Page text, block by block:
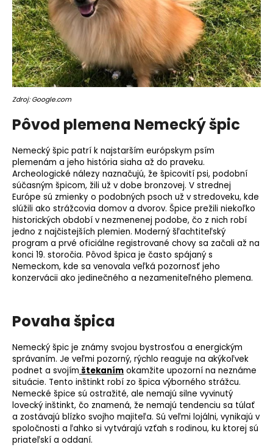
Zdroj: Google.com
Pôvod plemena Nemecký špic
Nemecký špic patrí k najstarším európskym psím
plemenám a jeho história siaha až do praveku.
Archeologické nálezy naznačujú, že špicovití psi, podobní
súčasným špicom, žili už v dobe bronzovej. V strednej
Európe sú zmienky o podobných psoch už v stredoveku, kde
slúžili ako strážcovia domov a dvorov. Špice prežili niekoľko
historických období v nezmenenej podobe, čo z nich robí
jedno z najčistejších plemien. Moderný šľachtiteľský
program a prvé oficiálne registrované chovy sa začali až na
konci 19. storočia. Pôvod špica je často spájaný s
Nemeckom, kde sa venovala veľká pozornosť jeho
konzervácii ako jedinečného a nezameniteľného plemena.
Povaha špica
Nemecký špic je známy svojou bystrosťou a energickým
správaním. Je veľmi pozorný, rýchlo reaguje na akýkoľvek
podnet a svojím štekaním okamžite upozorní na neznáme
situácie. Tento inštinkt robí zo špica výborného strážcu.
Nemecké špice sú ostražité, ale nemajú silne vyvinutý
lovecký inštinkt, čo znamená, že nemajú tendenciu sa túlať
a zostávajú blízko svojho majiteľa. Sú veľmi lojálni, vynikajú v
spoločnosti a ľahko si vytvárajú vzťah s rodinou, ku ktorej sú
priateľskí a oddaní.
O
d
p
o
r
č
a
m
e